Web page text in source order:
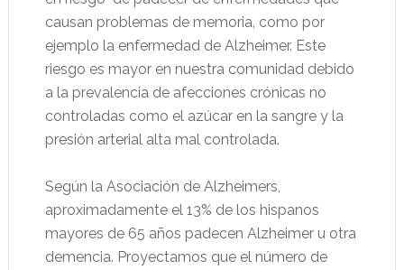
causan problemas de memoria, como por
ejemplo la enfermedad de Alzheimer. Este
riesgo es mayor en nuestra comunidad debido
a la prevalencia de afecciones crónicas no
controladas como el azúcar en la sangre y la
presión arterial alta mal controlada.
Según la Asociación de Alzheimers,
aproximadamente el 13% de los hispanos
mayores de 65 años padecen Alzheimer u otra
demencia. Proyectamos que el número de